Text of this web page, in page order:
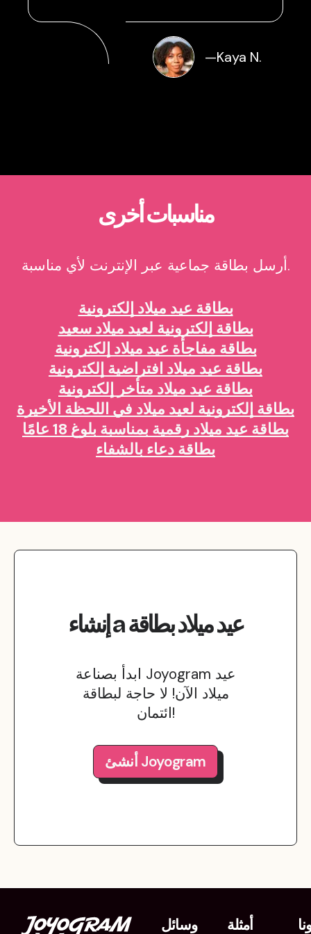
—Kaya N.
مناسبات أخرى
أرسل بطاقة جماعية عبر الإنترنت لأي مناسبة.
بطاقة عيد ميلاد إلكترونية
بطاقة إلكترونية لعيد ميلاد سعيد
بطاقة مفاجأة عيد ميلاد إلكترونية
بطاقة عيد ميلاد افتراضية إلكترونية
بطاقة عيد ميلاد متأخر إلكترونية
بطاقة إلكترونية لعيد ميلاد في اللحظة الأخيرة
بطاقة عيد ميلاد رقمية بمناسبة بلوغ 18 عامًا
بطاقة دعاء بالشفاء
إنشاءa عيد ميلادبطاقة
ابدأ بصناعة Joyogram عيد
ميلاد الآن! لا حاجة لبطاقة
ائتمان!
أنشئ Joyogram
وسائل
أمثلة